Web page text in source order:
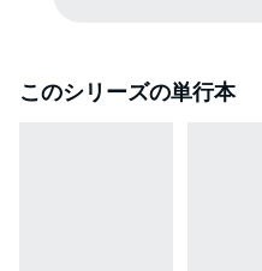
このシリーズの単行本